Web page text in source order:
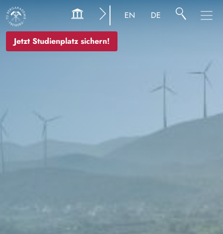
Jetzt Studienplatz sichern!
EN DE
Image